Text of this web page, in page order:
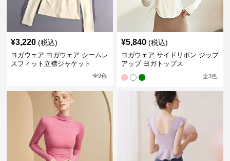
¥3,220 (税込)
ヨガウェア ヨガウェア シームレ
スフィット立襟ジャケット
全9色
¥5,840 (税込)
ヨガウェア サイドリボン ジップ
アップ ヨガトップス
全3色